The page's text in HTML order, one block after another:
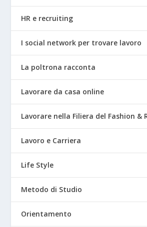
HR e recruiting
I social network per trovare lavoro
La poltrona racconta
Lavorare da casa online
Lavorare nella Filiera del Fashion &
Lavoro e Carriera
Life Style
Metodo di Studio
Orientamento